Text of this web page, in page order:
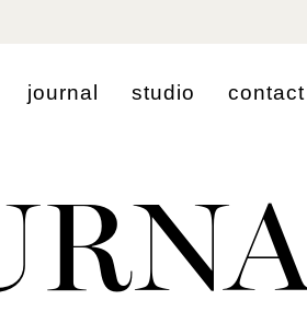
journa stud io contact